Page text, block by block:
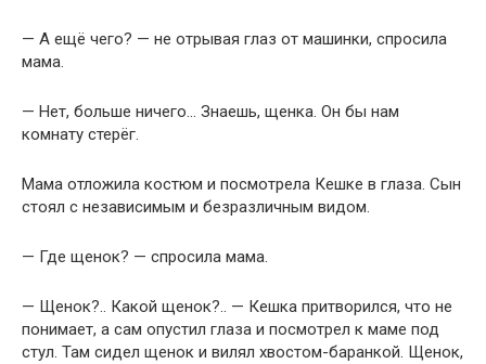
— А ещё чего? — не отрывая глаз от машинки, спросила
мама.
— Нет, больше ничего… Знаешь, щенка. Он бы нам
комнату стерёг.
Мама отложила костюм и посмотрела Кешке в глаза. Сын
стоял с независимым и безразличным видом.
— Где щенок? — спросила мама.
— Щенок?.. Какой щенок?.. — Кешка притворился, что не
понимает, а сам опустил глаза и посмотрел к маме под
стул. Там сидел щенок и вилял хвостом-баранкой. Щенок,